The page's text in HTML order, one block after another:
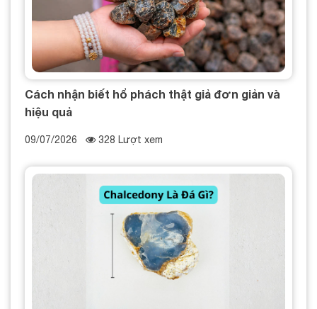
Cách nhận biết hổ phách thật giả đơn giản và
hiệu quả
09/07/2026 328 Lượt xem